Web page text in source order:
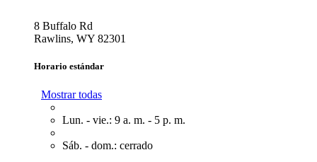
8 Buffalo Rd
Rawlins, WY 82301
Horario estándar
Mostrar todas
Lun. - vie.: 9 a. m. - 5 p. m.
Sáb. - dom.: cerrado